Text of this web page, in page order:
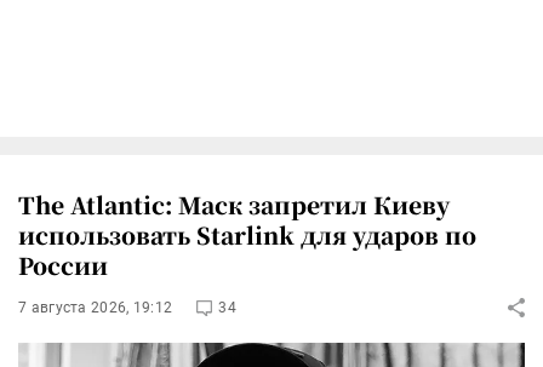
The Atlantic: Маск запретил Киеву
использовать Starlink для ударов по
России
7 августа 2026, 19:12 34